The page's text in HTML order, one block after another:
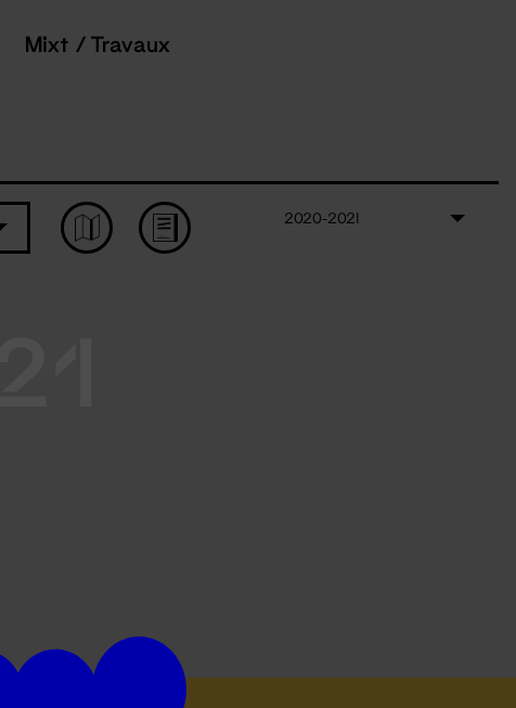
Mixt / Travaux
2020-2021